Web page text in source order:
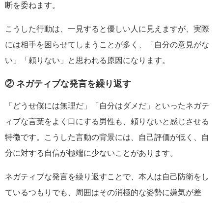
断を委ねます。
こうした行動は、一見すると優しい人に見えますが、実際
には相手を困らせてしまうことが多く、「自分の意見がな
い」「頼りない」と思われる原因になります。
② ネガティブな発言を繰り返す
「どうせ僕には無理だ」「自分はダメだ」といったネガテ
ィブな言葉をよく口にする男性も、頼りないと感じさせる
特徴です。こうした言動の背景には、自己評価が低く、自
分に対する自信が極端に少ないことがあります。
ネガティブな発言を繰り返すことで、本人は自己防衛をし
ているつもりでも、周囲はその消極的な姿勢に嫌気が差